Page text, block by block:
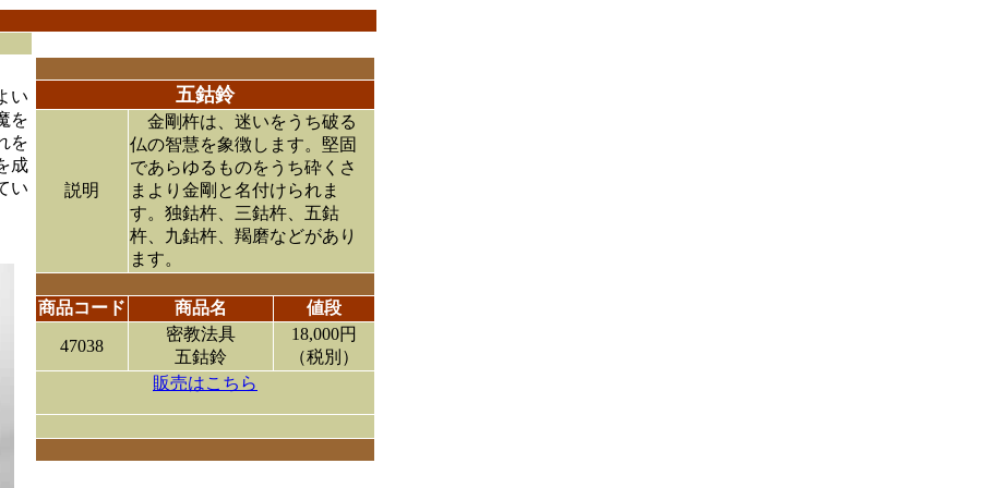
五鈷鈴
説明
金剛杵は、迷いをうち破る
仏の智慧を象徴します。堅固
であらゆるものをうち砕くさ
まより金剛と名付けられま
す。独鈷杵、三鈷杵、五鈷
杵、九鈷杵、羯磨などがあり
ます。
商品コード 商品名 値段
47038
密教法具
五鈷鈴
18,000円
（税別）
販売はこちら
い
を
を
成
い